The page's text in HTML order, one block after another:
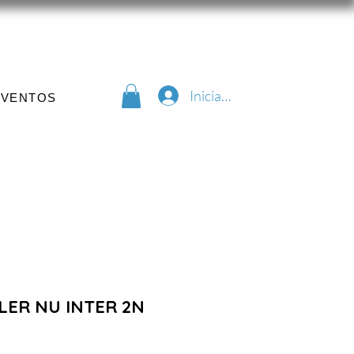
Iniciar sesión
NU INTER 2N